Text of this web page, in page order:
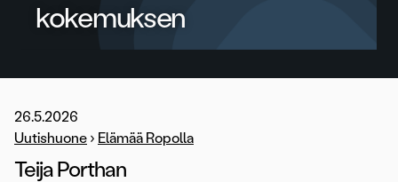
kokemuksen
26.5.2026
Uutishuone › Elämää Ropolla
Teija Porthan